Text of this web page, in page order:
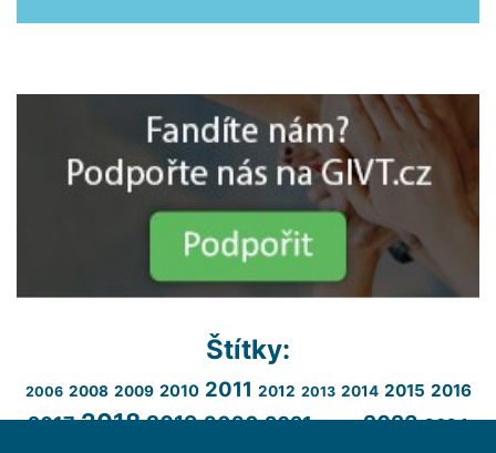
Štítky:
2006 2008 2009 2010 2011 2012 2013 2014 2015 2016
2017 2018 2019 2020 2021 2022 2023 2024